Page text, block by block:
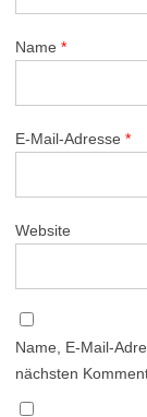
Name *
E-Mail-Adresse *
Website
Name, E-Mail-
nächsten